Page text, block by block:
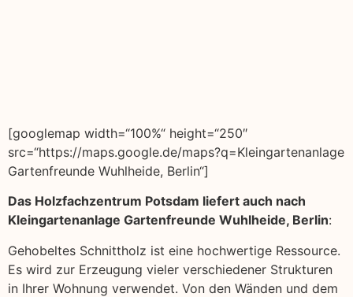
[googlemap width=“100%“ height=“250″
src=“https://maps.google.de/maps?q=Kleingartenanlage
Gartenfreunde Wuhlheide, Berlin“]
Das Holzfachzentrum Potsdam liefert auch nach
Kleingartenanlage Gartenfreunde Wuhlheide, Berlin:
Gehobeltes Schnittholz ist eine hochwertige Ressource.
Es wird zur Erzeugung vieler verschiedener Strukturen
in Ihrer Wohnung verwendet. Von den Wänden und dem